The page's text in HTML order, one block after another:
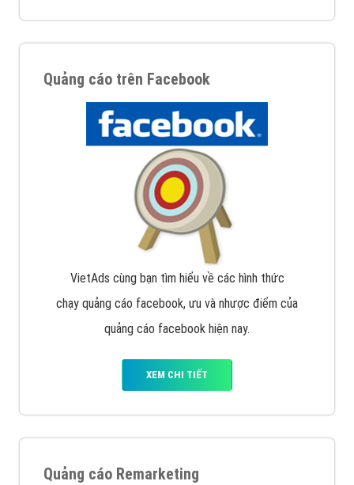
Quảng cáo trên Facebook
VietAds cùng bạn tìm hiểu về các hình thức
chạy quảng cáo facebook, ưu và nhược điểm của
quảng cáo facebook hiện nay.
XEM CHI TIẾT
Quảng cáo Remarketing